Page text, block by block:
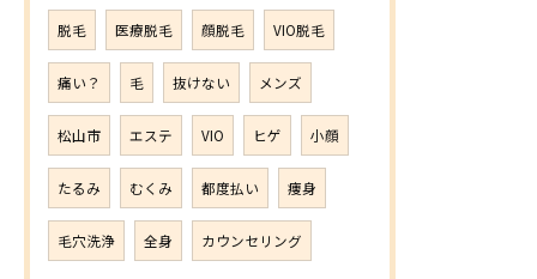
脱毛 医療脱毛 顔脱毛 VIO脱毛
痛い？ 毛 抜けない メンズ
松山市 エステ VIO ヒゲ 小顔
たるみ むくみ 都度払い 痩身
毛穴洗浄 全身 カウンセリング